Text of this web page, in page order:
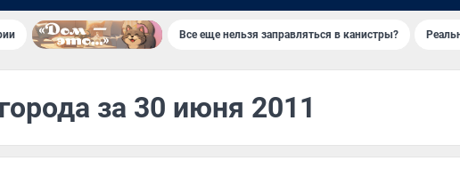
Все еще нельзя заправляться в канистры?
за 30 июня 2011